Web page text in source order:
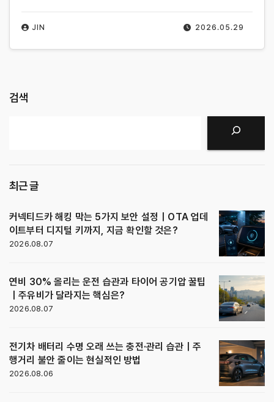
2026.05.29
JIN
검색
최근 글
커넥티드카 해킹 막는 5가지 보안 설정｜OTA 업데
이트부터 디지털 키까지, 지금 확인할 것은?
2026.08.07
연비 30% 올리는 운전 습관과 타이어 공기압 꿀팁
｜주유비가 달라지는 핵심은?
2026.08.07
전기차 배터리 수명 오래 쓰는 충전·관리 습관｜주
행거리 불안 줄이는 현실적인 방법
2026.08.06